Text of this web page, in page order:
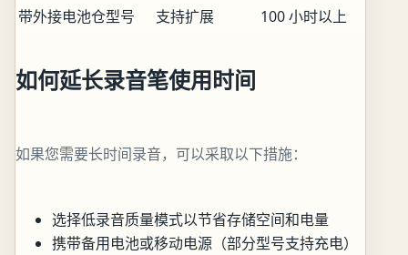
带外接电池仓型号
支持扩展 100 小时以上
如何延长录音笔使用时间
如果您需要长时间录音，可以采取以下措施：
选择低录音质量模式以节省存储空间和电量
携带备用电池或移动电源（部分型号支持充电）